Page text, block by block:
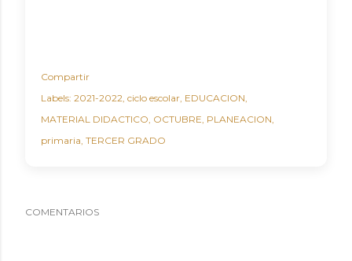
Compartir
Labels: 2021-2022 ciclo escolar EDUCACION
MATERIAL DIDACTICO OCTUBRE PLANEACION
primaria TERCER GRADO
COMENTARIOS